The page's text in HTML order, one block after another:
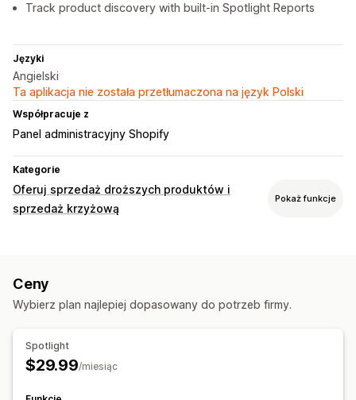
Track product discovery with built-in Spotlight Reports
Języki
Angielski
Ta aplikacja nie została przetłumaczona na język Polski
Współpracuje z
Panel administracyjny Shopify
Kategorie
Oferuj sprzedaż droższych produktów i
sprzedaż krzyżową
Pokaż funkcje
Analizy
Ceny
Wybierz plan najlepiej dopasowany do potrzeb firmy.
Spotlight
$29.99/miesiąc